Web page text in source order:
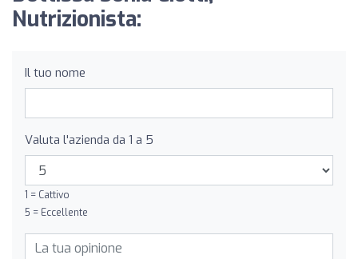
Nutrizionista:
Il tuo nome
Valuta l'azienda da 1 a 5
1 = Cattivo
5 = Eccellente